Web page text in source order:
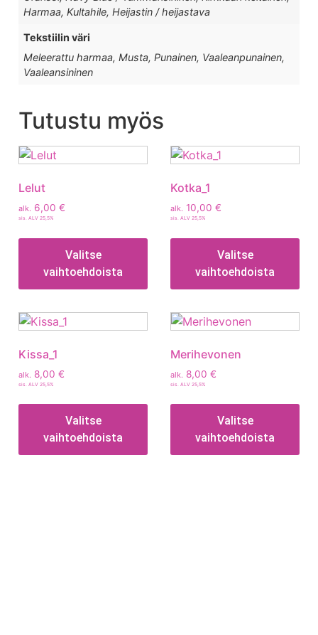
Harmaa, Kultahile, Heijastin / heijastava
Tekstiilin väri
Meleerattu harmaa, Musta, Punainen, Vaaleanpunainen,
Vaaleansininen
Tutustu myös
Lelut
alk. 6,00 €
sis. ALV 25,5%
Valitse
vaihtoehdoista
Kotka_1
alk. 10,00 €
sis. ALV 25,5%
Valitse
vaihtoehdoista
Kissa_1
alk. 8,00 €
sis. ALV 25,5%
Valitse
vaihtoehdoista
Merihevonen
alk. 8,00 €
sis. ALV 25,5%
Valitse
vaihtoehdoista